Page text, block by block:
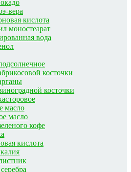
вера
кислота
моностеарат
вода
косточки
косточки
масло
масло
кофе
кислота